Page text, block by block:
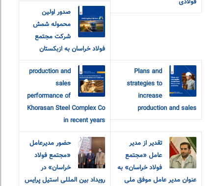
فولادی
صدور اولین
محموله شمش
شرکت مجتمع
فولاد خراسان به ازبکستان
Plans and
strategies to
increase
production and sales
production and
sales
performance of
Khorasan Steel Complex Co
in recent years
تقدیر از مدیر
عامل «مجتمع
فولاد خراسان» به
عنوان مدیر عامل موفق ملی
حضور مدیرعامل
«مجتمع فولاد
خراسان» در
رویداد بین المللی استیل پرایس